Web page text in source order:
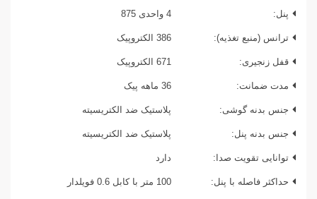
پنل: 4 واحدی 875
ترانس (منبع تغذیه): 386 الکتروپیک
قفل زنجیری: 671 الکتروپیک
مدت ضمانت: 36 ماهه پیک
جنس بدنه گوشی: پلاستیک ضد الکتریسیته
جنس بدنه پنل: پلاستیک ضد الکتریسیته
توانایی تقویت صدا: دارد
حداکثر فاصله با پنل: 100 متر با کابل 0.6 فویلدار